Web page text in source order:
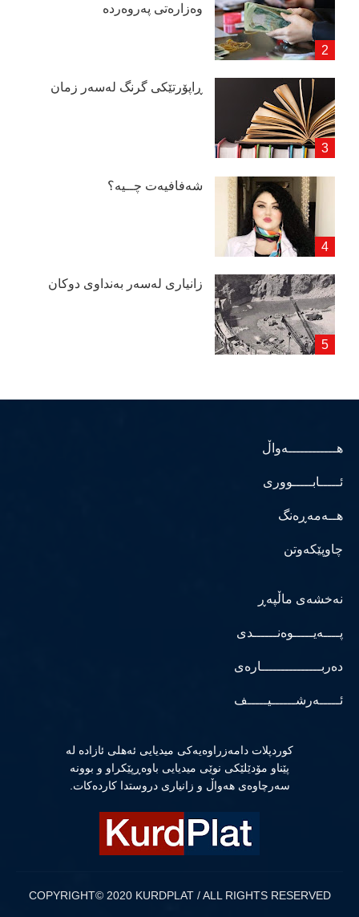
وەزارەتی پەروەردە
ڕاپۆرتێكی گرنگ لەسەر زمان
شەفافیەت چــیە؟
زانیاری لەسەر بەنداوی دوكان
هــــــــــــەواڵ
ئـــــابـــــووری
هــەمەڕەنگ
چاوپێکەوتن
نەخشەی ماڵپەڕ
پــــەیـــــوەنــــــدی
دەربـــــــــــــــارەی
ئـــــەرشــــــیـــــف
كوردپلات دامەزراوەیەكی میدیایی ئەهلی ئازادە لە
پێناو مۆدێلێكی نوێی میدیایی باوەڕپێكراو و بوونە
سەرچاوەی هەواڵ و زانیاری دروستدا كاردەكات.
COPYRIGHT© 2020 KURDPLAT / ALL RIGHTS RESERVED